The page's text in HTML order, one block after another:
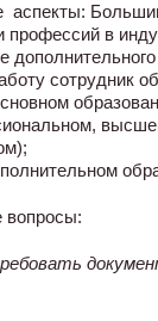
аспекты:
профессий в
сотрудник
вопросы: